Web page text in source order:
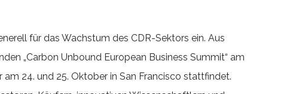
für das Wachstum des CDR-Sektors ein. Aus
„Carbon Unbound European Business Summit“ am
am 24. und 25. Oktober in San Francisco stattfindet.